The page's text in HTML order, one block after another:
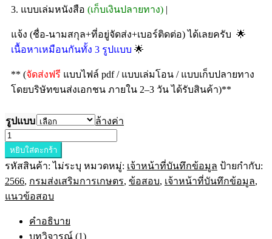
3. แบบเล่มหนังสือ (เก็บเงินปลายทาง) |
แจ้ง (ชื่อ-นามสกุล+ที่อยู่จัดส่ง+เบอร์ติดต่อ) ได้เลยครับ 🌟
เนื้อหาเหมือนกันทั้ง 3 รูปแบบ 🌟
** (จัดส่งฟรี แบบไฟล์ pdf / แบบเล่มโอน / แบบเก็บปลายทาง
โดยบริษัทขนส่งเอกชน ภายใน 2–3 วัน ได้รับสินค้า)**
รูปแบบ ล้างค่า
หยิบใส่ตะกร้า
รหัสสินค้า:ไม่ระบุ หมวดหมู่: เจ้าหน้าที่บันทึกข้อมูล ป้ายกำกับ:
2566, กรมส่งเสริมการเกษตร, ข้อสอบ, เจ้าหน้าที่บันทึกข้อมูล,
แนวข้อสอบ
คำอธิบาย
บทวิจารณ์ (1)